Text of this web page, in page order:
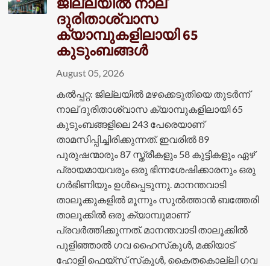
ദുരിതാശ്വാസ
ക്യാമ്പുകളിലായി 65
കുടുംബങ്ങള്‍
August 05, 2026
കൽപ്പറ്റ: ജില്ലയില്‍ മഴക്കെടുതിയെ തുടര്‍ന്ന്
നാല് ദുരിതാശ്വാസ ക്യാമ്പുകളിലായി 65
കുടുംബങ്ങളിലെ 243 പേരെയാണ്
താമസിപ്പിച്ചിരിക്കുന്നത്. ഇവരിൽ 89
പുരുഷന്മാരും 87 സ്ത്രീകളും 58 കുട്ടികളും ഏഴ്
പ്രായമായവരും ഒരു ഭിന്നശേഷിക്കാരനും ഒരു
ഗർഭിണിയും ഉൾപ്പെടുന്നു. മാനന്തവാടി
താലൂക്കുകളിൽ മൂന്നും സുല്‍ത്താന്‍ ബത്തേരി
താലൂക്കില്‍ ഒരു ക്യാമ്പുമാണ്
പ്രവര്‍ത്തിക്കുന്നത്. മാനന്തവാടി താലൂക്കില്‍
പുളിഞ്ഞാല്‍ ഗവ ഹൈസ്‌കൂള്‍, മക്കിയാട്
ഹോളി ഫെയ്സ് സ്‌കൂള്‍, കൈതകൊല്ലി ഗവ